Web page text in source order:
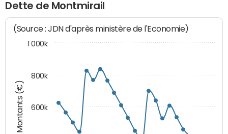
Dette de Montmirail
Montants (€)
(Source : JDN d'après ministère de l'Economie)
600k
800k
1 000k